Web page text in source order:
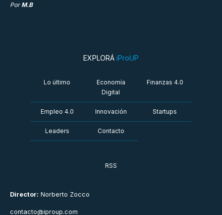
Por M.B
Director: Norberto Zocco
contacto@iproup.com
EXPLORÁ iProUP
Lo último
Economía
Digital
Finanzas 4.0
Empleo 4.0 Innovación Startups
Leaders Contacto
RSS